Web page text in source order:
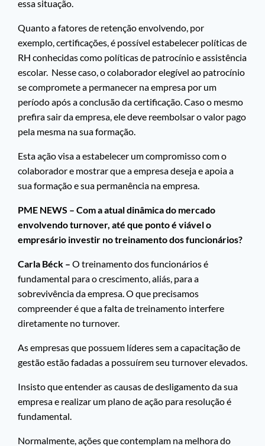
essa situação.
Quanto a fatores de retenção envolvendo, por
exemplo, certificações, é possível estabelecer políticas de
RH conhecidas como políticas de patrocínio e assistência
escolar. Nesse caso, o colaborador elegível ao patrocínio
se compromete a permanecer na empresa por um
período após a conclusão da certificação. Caso o mesmo
prefira sair da empresa, ele deve reembolsar o valor pago
pela mesma na sua formação.
Esta ação visa a estabelecer um compromisso com o
colaborador e mostrar que a empresa deseja e apoia a
sua formação e sua permanência na empresa.
PME NEWS – Com a atual dinâmica do mercado
envolvendo turnover, até que ponto é viável o
empresário investir no treinamento dos funcionários?
Carla Béck – O treinamento dos funcionários é
fundamental para o crescimento, aliás, para a
sobrevivência da empresa. O que precisamos
compreender é que a falta de treinamento interfere
diretamente no turnover.
As empresas que possuem líderes sem a capacitação de
gestão estão fadadas a possuírem seu turnover elevados.
Insisto que entender as causas de desligamento da sua
empresa e realizar um plano de ação para resolução é
fundamental.
Normalmente, ações que contemplam na melhora do